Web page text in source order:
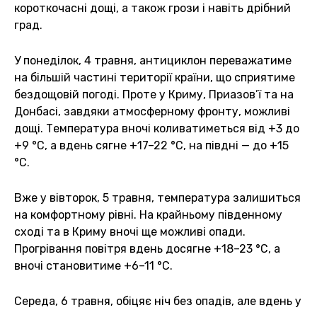
короткочасні дощі, а також грози і навіть дрібний
град.
У понеділок, 4 травня, антициклон переважатиме
на більшій частині території країни, що сприятиме
бездощовій погоді. Проте у Криму, Приазов’ї та на
Донбасі, завдяки атмосферному фронту, можливі
дощі. Температура вночі коливатиметься від +3 до
+9 °С, а вдень сягне +17–22 °С, на півдні — до +15
°С.
Вже у вівторок, 5 травня, температура залишиться
на комфортному рівні. На крайньому південному
сході та в Криму вночі ще можливі опади.
Прогрівання повітря вдень досягне +18–23 °С, а
вночі становитиме +6–11 °С.
Середа, 6 травня, обіцяє ніч без опадів, але вдень у